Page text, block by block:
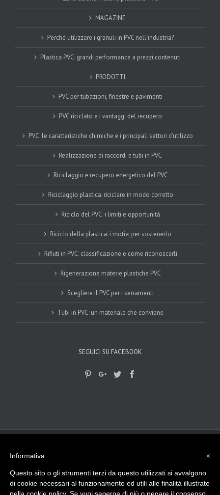
MAGAZINE
Perchè utilizzare i granuli in PVC nell’industria?
Plastica PVC: grandi performance a prezzi contenuti
PRODOTTI
PVC per tubazioni, finestre e pavimenti
PVC riciclato e i vantaggi del recupero
PVC: le caratteristiche chimiche e i principali settori d’utilizzo
Realizzazione di raccordi e tubi in PVC
Riciclaggio e recupero energetico del PVC
Riciclaggio plastica: riciclare in modo corretto
Riciclo del PVC: i limiti e opportunità
Riciclo della plastica: i motivi per sostenerlo
Rifiuti in PVC: classificazione e come riconoscerli
Rigenerazione materie plastiche PVC
Scegliere il PVC per i serramenti
Tubi in PVC: un materiale che conviene
SEGUICI SU FACEBOOK
info@gplast.ro.it
più di 40 anni nella lavorazione di materie plastiche, sia in Italia che
all’Estero.
Made with
byngsrl.com
×
Informativa
Questo sito o gli strumenti terzi da questo utilizzati si avvalgono
di cookie necessari al funzionamento ed utili alle finalità illustrate